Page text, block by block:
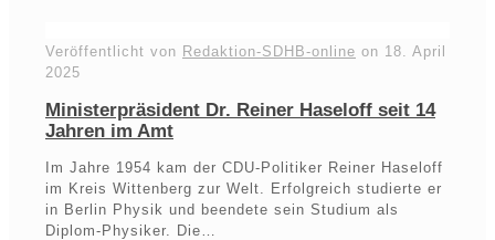
Veröffentlicht von Redaktion-SDHB-online on 18. April
2025
Ministerpräsident Dr. Reiner Haseloff seit 14
Jahren im Amt
Im Jahre 1954 kam der CDU-Politiker Reiner Haseloff
im Kreis Wittenberg zur Welt. Erfolgreich studierte er
in Berlin Physik und beendete sein Studium als
Diplom-Physiker. Die…